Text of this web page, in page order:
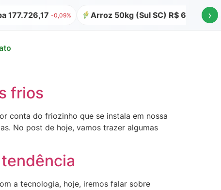
-0,09% Arroz 50kg (Sul SC) R$ 64,00 ›
frios
conta do friozinho que se instala em nossa
No post de hoje, vamos trazer algumas
a tecnologia, hoje, iremos falar sobre